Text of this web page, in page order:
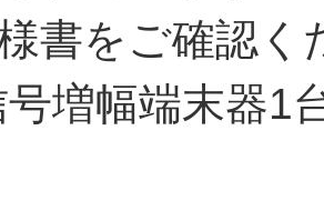
書をご確認く
増幅端末器1